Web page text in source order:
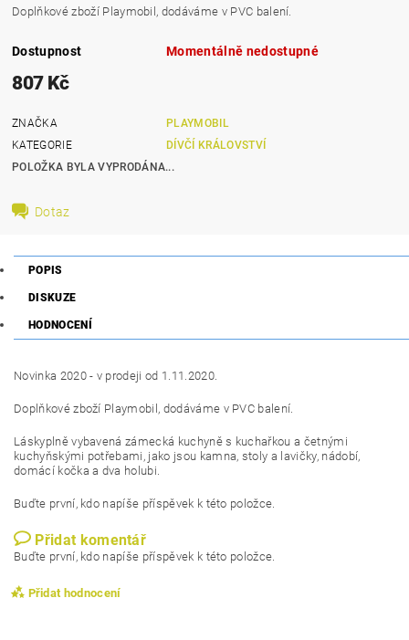
Doplňkové zboží Playmobil, dodáváme v PVC balení.
Dostupnost Momentálně nedostupné
807 Kč
ZNAČKA
PLAYMOBIL
KATEGORIE
DÍVČÍ KRÁLOVSTVÍ
POLOŽKA BYLA VYPRODÁNA...
Dotaz
POPIS
DISKUZE
HODNOCENÍ
Novinka 2020 - v prodeji od 1.11.2020.
Doplňkové zboží Playmobil, dodáváme v PVC balení.
Láskyplně vybavená zámecká kuchyně s kuchařkou a četnými
kuchyňskými potřebami, jako jsou kamna, stoly a lavičky, nádobí,
domácí kočka a dva holubi.
Buďte první, kdo napíše příspěvek k této položce.
Přidat komentář
Buďte první, kdo napíše příspěvek k této položce.
Přidat hodnocení